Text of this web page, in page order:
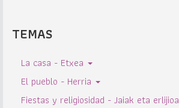
TEMAS
La casa - Etxea
El pueblo - Herria
Fiestas y religiosidad - Jaiak eta erlijioa